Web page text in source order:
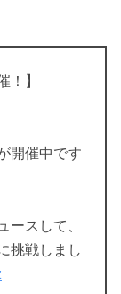
！】
開催中です
ースして、
挑戦しまし